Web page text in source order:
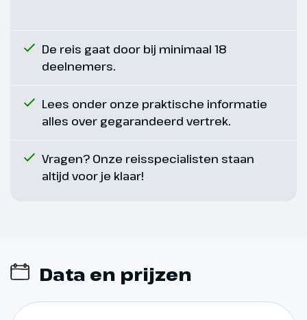
zien we de belangrijkste
monumenten en kerken van de
stad. Ook bezoeken we de
mooie bloemperken en
prachtige
van de middag is ter vrije
besteding in Ponta Delgada. We
De reis gaat door bij minimaal 18
deelnemers.
Lees onder onze praktische informatie
alles over gegarandeerd vertrek.
Vragen? Onze reisspecialisten staan
altijd voor je klaar!
Data en prijzen